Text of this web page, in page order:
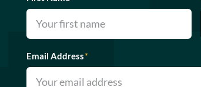
Email Address*